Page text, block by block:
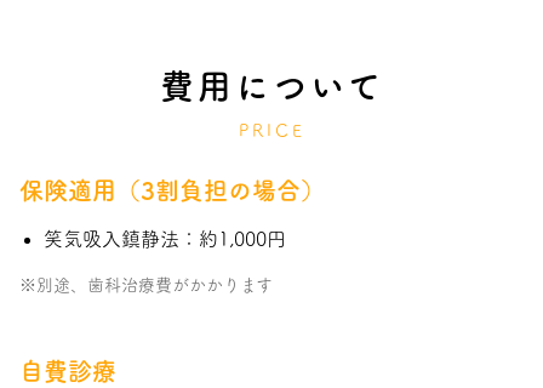
費用について
PRICE
保険適用（3割負担の場合）
笑気吸入鎮静法：約1,000円
※別途、歯科治療費がかかります
自費診療